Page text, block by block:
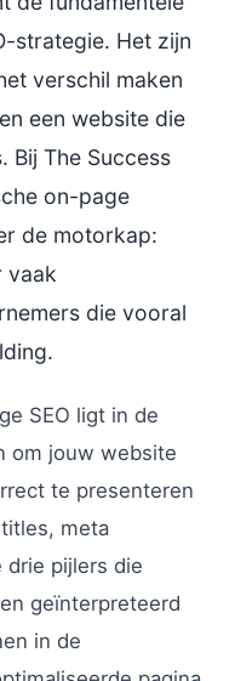
strategie. Het zijn
verschil maken
een website die
Bij The Success
on-page
de motorkap:
vaak
die vooral
SEO ligt in de
om jouw website
te presenteren
meta
drie pijlers die
geïnterpreteerd
in de